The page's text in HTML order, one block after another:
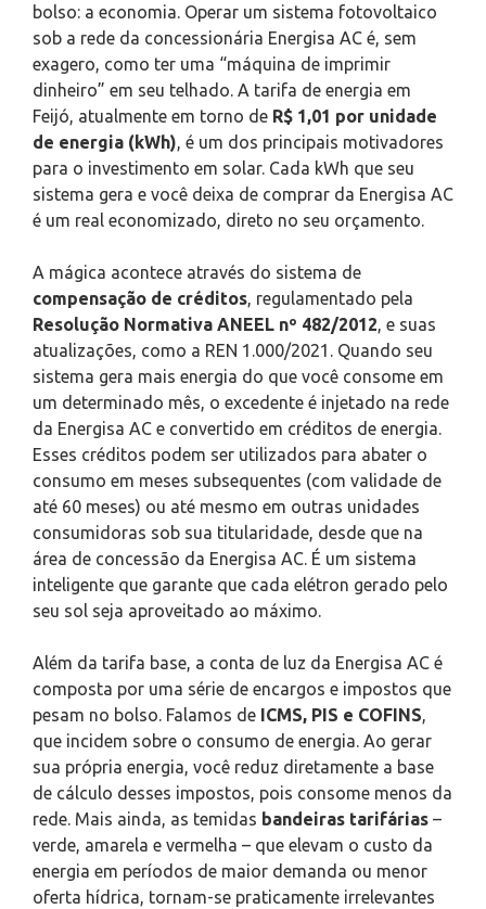
bolso: a economia. Operar um sistema fotovoltaico
sob a rede da concessionária Energisa AC é, sem
exagero, como ter uma “máquina de imprimir
dinheiro” em seu telhado. A tarifa de energia em
Feijó, atualmente em torno de R$ 1,01 por unidade
de energia (kWh) , é um dos principais motivadores
para o investimento em solar. Cada kWh que seu
sistema gera e você deixa de comprar da Energisa AC
é um real economizado, direto no seu orçamento.
A mágica acontece através do sistema de
compensação de créditos , regulamentado pela
Resolução Normativa ANEEL nº 482/2012 , e suas
atualizações, como a REN 1.000/2021. Quando seu
sistema gera mais energia do que você consome em
um determinado mês, o excedente é injetado na rede
da Energisa AC e convertido em créditos de energia.
Esses créditos podem ser utilizados para abater o
consumo em meses subsequentes (com validade de
até 60 meses) ou até mesmo em outras unidades
consumidoras sob sua titularidade, desde que na
área de concessão da Energisa AC. É um sistema
inteligente que garante que cada elétron gerado pelo
seu sol seja aproveitado ao máximo.
Além da tarifa base, a conta de luz da Energisa AC é
composta por uma série de encargos e impostos que
pesam no bolso. Falamos de ICMS, PIS e COFINS
que incidem sobre o consumo de energia. Ao gerar
sua própria energia, você reduz diretamente a base
de cálculo desses impostos, pois consome menos da
rede. Mais ainda, as temidas bandeiras tarifárias –
verde, amarela e vermelha – que elevam o custo da
energia em períodos de maior demanda ou menor
oferta hídrica, tornam-se praticamente irrelevantes